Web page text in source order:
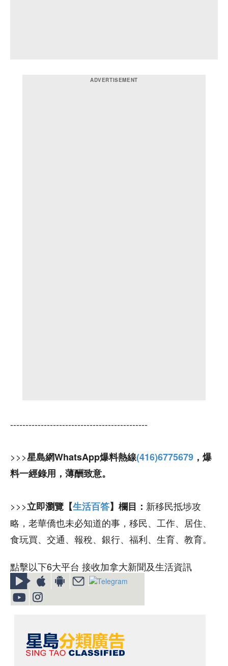
---------------------------------------------
>>>星島網WhatsApp爆料熱線(416)6775679 ，爆
料一經錄用，薄酬致意。
>>>立即瀏覽【生活百答】欄目： 新移民抵埗攻
略，老華僑也未必知道的事，移民、工作、居住、
食玩買、交通、報稅、銀行、福利、生育、教育。
點擊以下6大平台 接收加拿大新聞及生活資訊